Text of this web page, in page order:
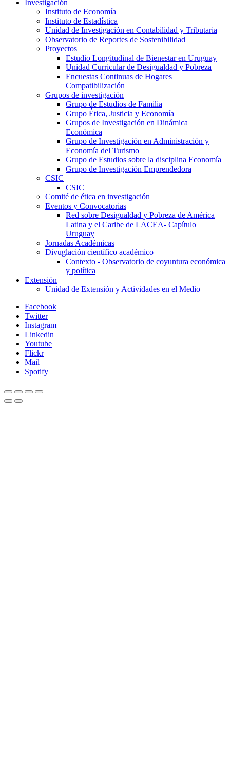
Investigación
Instituto de Economía
Instituto de Estadística
Unidad de Investigación en Contabilidad y Tributaria
Observatorio de Reportes de Sostenibilidad
Proyectos
Estudio Longitudinal de Bienestar en Uruguay
Unidad Curricular de Desigualdad y Pobreza
Encuestas Continuas de Hogares
Compatibilización
Grupos de investigación
Grupo de Estudios de Familia
Grupo Ética, Justicia y Economía
Grupos de Investigación en Dinámica
Económica
Grupo de Investigación en Administración y
Economía del Turismo
Grupo de Estudios sobre la disciplina Economía
Grupo de Investigación Emprendedora
CSIC
CSIC
Comité de ética en investigación
Eventos y Convocatorias
Red sobre Desigualdad y Pobreza de América
Latina y el Caribe de LACEA- Capítulo
Uruguay
Jornadas Académicas
Divuglación científico académico
Contexto - Observatorio de coyuntura económica
y política
Extensión
Unidad de Extensión y Actividades en el Medio
Facebook
Twitter
Instagram
Linkedin
Youtube
Flickr
Mail
Spotify